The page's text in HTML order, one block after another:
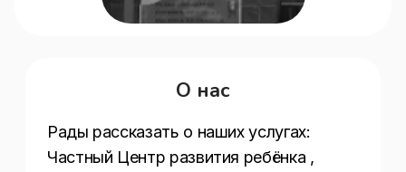
О нас
Рады рассказать о наших услугах:
Частный Центр развития ребёнка ,